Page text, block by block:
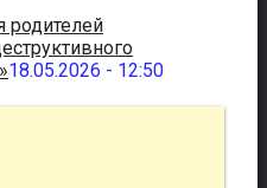
родителей
18.05.2026 - 12:50